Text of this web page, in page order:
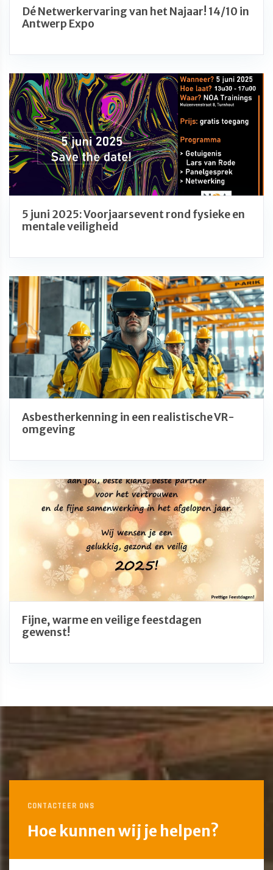
Dé Netwerkervaring van het Najaar! 14/10 in
Antwerp Expo
5 juni 2025: Voorjaarsevent rond fysieke en
mentale veiligheid
Asbestherkenning in een realistische VR-
omgeving
Fijne, warme en veilige feestdagen
gewenst!
CONTACTEER ONS
Hoe kunnen wij je helpen?